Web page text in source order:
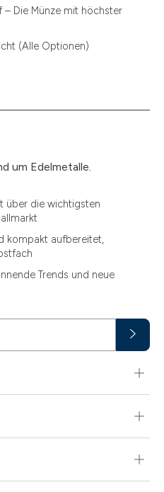
– Die Münze mit höchster
(Alle Optionen)
um Edelmetalle.
über die wichtigsten
kompakt aufbereitet,
Trends und neue